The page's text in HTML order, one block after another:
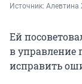
Источник: Алевтина
Ей
в управление
исправить